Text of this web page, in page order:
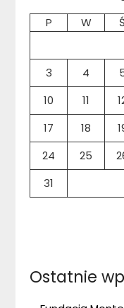
P W Ś
3
4
10
11
17
18
24
25
31
Ostatnie